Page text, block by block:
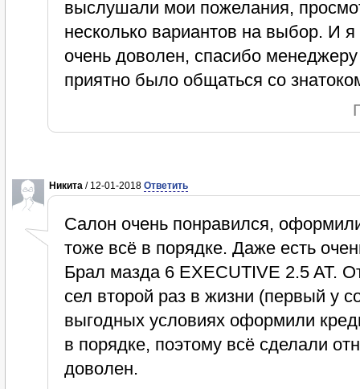
выслушали мои пожелания,
несколько вариантов на выбор. И
очень доволен, спасибо
приятно было общаться со
Никита / 12-01-2018 Ответить
Салон очень понравился,
тоже всё в порядке. Даже есть
Брал мазда 6 EXECUTIVE 2.5 AT.
сел второй раз в жизни (первый у
выгодных условиях оформили
в порядке, поэтому всё сделали
доволен.